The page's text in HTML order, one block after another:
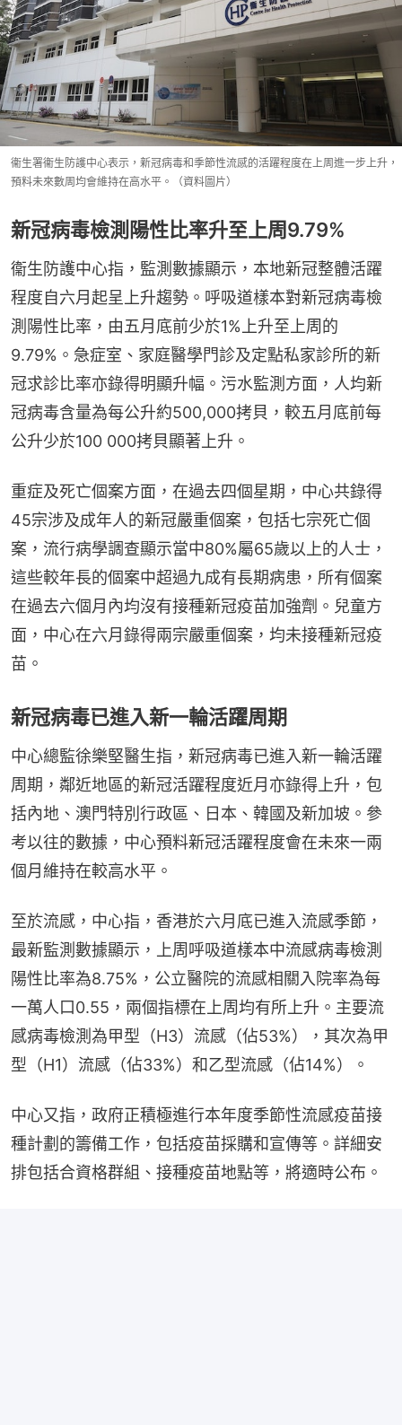
衞生署衞生防護中心表示，新冠病毒和季節性流感的活躍程度在上周進一步上升，
預料未來數周均會維持在高水平。（資料圖片）
新冠病毒檢測陽性比率升至上周9.79%
衞生防護中心指，監測數據顯示，本地新冠整體活躍
程度自六月起呈上升趨勢。呼吸道樣本對新冠病毒檢
測陽性比率，由五月底前少於1%上升至上周的
9.79%。急症室、家庭醫學門診及定點私家診所的新
冠求診比率亦錄得明顯升幅。污水監測方面，人均新
冠病毒含量為每公升約500,000拷貝，較五月底前每
公升少於100 000拷貝顯著上升。
重症及死亡個案方面，在過去四個星期，中心共錄得
45宗涉及成年人的新冠嚴重個案，包括七宗死亡個
案，流行病學調查顯示當中80%屬65歲以上的人士，
這些較年長的個案中超過九成有長期病患，所有個案
在過去六個月內均沒有接種新冠疫苗加強劑。兒童方
面，中心在六月錄得兩宗嚴重個案，均未接種新冠疫
苗。
新冠病毒已進入新一輪活躍周期
中心總監徐樂堅醫生指，新冠病毒已進入新一輪活躍
周期，鄰近地區的新冠活躍程度近月亦錄得上升，包
括內地、澳門特別行政區、日本、韓國及新加坡。參
考以往的數據，中心預料新冠活躍程度會在未來一兩
個月維持在較高水平。
至於流感，中心指，香港於六月底已進入流感季節，
最新監測數據顯示，上周呼吸道樣本中流感病毒檢測
陽性比率為8.75%，公立醫院的流感相關入院率為每
一萬人口0.55，兩個指標在上周均有所上升。主要流
感病毒檢測為甲型（H3）流感（佔53%），其次為甲
型（H1）流感（佔33%）和乙型流感（佔14%）。
中心又指，政府正積極進行本年度季節性流感疫苗接
種計劃的籌備工作，包括疫苗採購和宣傳等。詳細安
排包括合資格群組、接種疫苗地點等，將適時公布。